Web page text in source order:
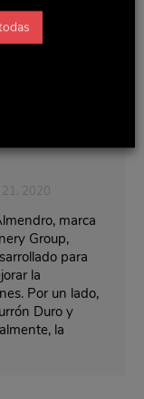
21, 2020
marca
Group,
para
la
Por un lado,
Duro y
la